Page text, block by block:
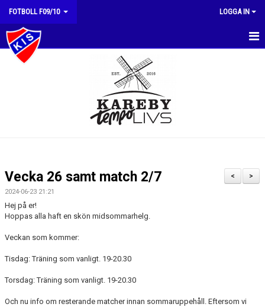
FOTBOLL F09/10 LOGGA IN
HEM
BILDGALLERI
DOKUMENT
KONTAKT
>
<
Vecka 26 samt match 2/7
2024-06-23 21:21
Hej på er!
Hoppas alla haft en skön midsommarhelg.
Veckan som kommer:
Tisdag: Träning som vanligt. 19-20.30
Torsdag: Träning som vanligt. 19-20.30
Och nu info om resterande matcher innan sommaruppehåll. Eftersom vi